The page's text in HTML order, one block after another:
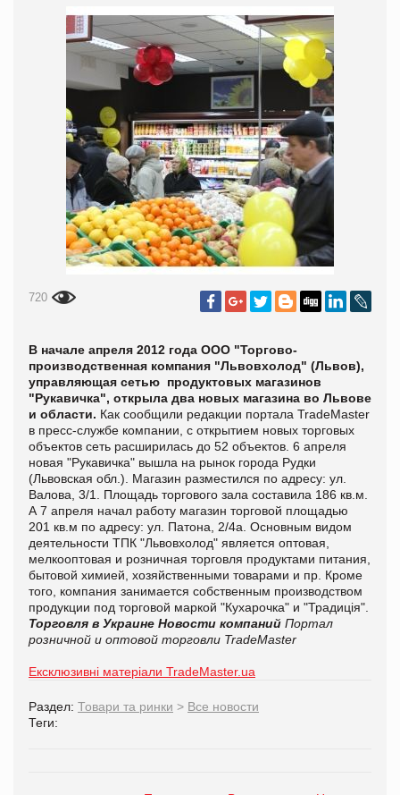
720
В начале апреля 2012 года ООО "Торгово-
производственная компания "Львовхолод" (Львов),
управляющая сетью продуктовых магазинов
"Рукавичка", открыла два новых магазина во Львове
и области. Как сообщили редакции портала TradeMaster
в пресс-службе компании, с открытием новых торговых
объектов сеть расширилась до 52 объектов. 6 апреля
новая "Рукавичка" вышла на рынок города Рудки
(Львовская обл.). Магазин разместился по адресу: ул.
Валова, 3/1. Площадь торгового зала составила 186 кв.м.
А 7 апреля начал работу магазин торговой площадью
201 кв.м по адресу: ул. Патона, 2/4а. Основным видом
деятельности ТПК "Львовхолод" является оптовая,
мелкооптовая и розничная торговля продуктами питания,
бытовой химией, хозяйственными товарами и пр. Кроме
того, компания занимается собственным производством
продукции под торговой маркой "Кухарочка" и "Традиція".
Торговля в Украине Новости компаний Портал
розничной и оптовой торговли TradeMaster
Ексклюзивні матеріали TradeMaster.ua
Раздел: Товари та ринки > Все новости
Теги: